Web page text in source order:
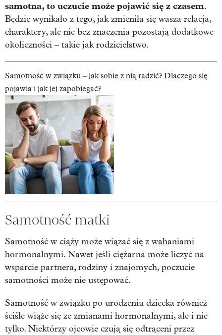
samotna, to uczucie może pojawić się z czasem.
Będzie wynikało z tego, jak zmieniła się wasza relacja,
charaktery, ale nie bez znaczenia pozostają dodatkowe
okoliczności – takie jak rodzicielstwo.
Samotność w związku – jak sobie z nią radzić? Dlaczego się
pojawia i jak jej zapobiegać?
Samotność matki
Samotność w ciąży może wiązać się z wahaniami
hormonalnymi. Nawet jeśli ciężarna może liczyć na
wsparcie partnera, rodziny i znajomych, poczucie
samotności może nie ustępować.
Samotność w związku po urodzeniu dziecka również
ściśle wiąże się ze zmianami hormonalnymi, ale i nie
tylko. Niektórzy ojcowie czują się odtrąceni przez